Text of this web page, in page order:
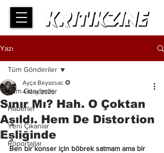
Yazı
Tüm Gönderiler
Haberler
Yeni Çıkanlar
Röportajlar
Tüm Gönderiler
Sınır Mı? Hah. O Çoktan
Aşıldı. Hem De Distortion
Eşliğinde
Ayça Beyazsac ✪
4 May 2025
Ben bir konser için böbrek satmam ama bir